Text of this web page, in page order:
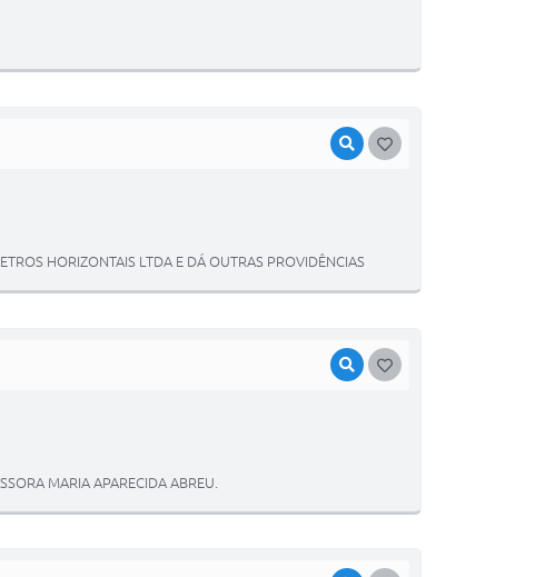
VISUALIZAR
HORIZONTAIS LTDA E DÁ OUTRAS PROVIDÊNCIAS
VISUALIZAR
MARIA APARECIDA ABREU.